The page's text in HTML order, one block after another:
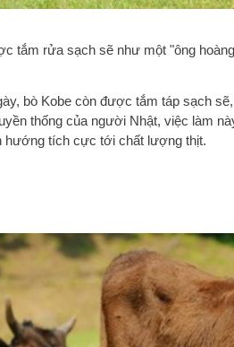
tắm rửa sạch sẽ như một "ông hoàng
bò Kobe còn được tắm táp sạch
thống của người Nhật, việc làm
hướng tích cực tới chất lượng thịt.